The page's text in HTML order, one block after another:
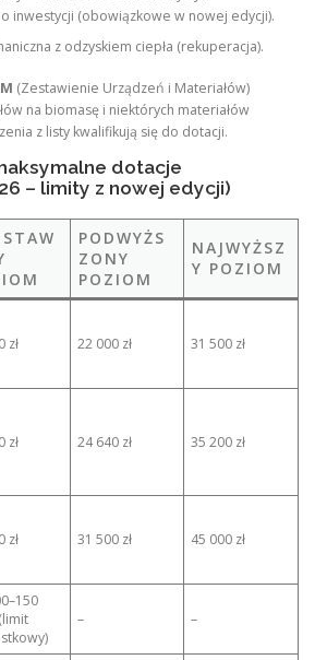
inwestycji (obowiązkowe w nowej edycji).
z odzyskiem ciepła (rekuperacja).
(Zestawienie Urządzeń i Materiałów)
na biomasę i niektórych materiałów
z listy kwalifikują się do dotacji.
dotacje
– limity z nowej edycji)
PODWYŻS
ZONY
POZIOM
NAJWYŻSZ
Y POZIOM
zł 22 000 zł 31 500 zł
zł 24 640 zł 35 200 zł
zł 31 500 zł 45 000 zł
– –